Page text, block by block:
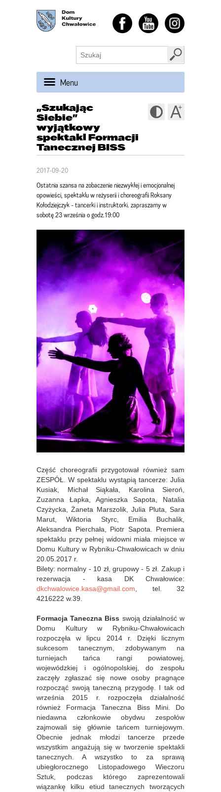
Menu
„Szukając
Siebie”
wyjątkowy
spektakl Formacji
Tanecznej BISS
2017-09-20
Ostatnia szansa na zobaczenie niezwykłej i emocjonalnej
opowieści, spektaklu w reżyserii i choreografii Roksany
Kołodziejczyk - tancerki i instruktorki. zapraszamy w
sobotę 23 września o godz.19:00
Część choreografii przygotował również sam
ZESPÓŁ. W spektaklu wystąpią tancerze: Julia
Kusiak, Michał Siąkała, Karolina Sieroń,
Zuzanna Łapka, Agnieszka Sapota, Natalia
Czyżycka, Żaneta Marszolik, Julia Pluta, Sara
Marut, Wiktoria Styrc, Emilia Buchalik,
Aleksandra Pierchała, Piotr Sapota. Premiera
spektaklu przy pełnej widowni miała miejsce w
Domu Kultury w Rybniku-Chwałowicach w dniu
20.05.2017 r.
Bilety: normalny - 10 zł, grupowy - 5 zł. Zakup i
rezerwacja - kasa DK Chwałowice:
dkchwalowice.kasa@gmail.com , tel. 32
4216222 w.39.
Formacja Taneczna Biss swoją działalność w
Domu Kultury w Rybniku-Chwałowicach
rozpoczęła w lipcu 2014 r. Dzięki licznym
sukcesom tanecznym, zdobywanym na
turniejach tańca rangi powiatowej,
wojewódzkiej i ogólnopolskiej, do zespołu
zaczęły zgłaszać się nowe osoby pragnące
rozpocząć swoją taneczną przygodę. I tak od
września 2015 r. rozpoczęła działalność
również Formacja Taneczna Biss Mini. Do
niedawna członkowie obydwu zespołów
zajmowali się głównie tańcem turniejowym.
Obecnie jednak młodzi tancerze przede
wszystkim angażują się w tworzenie spektakli
tanecznych. A wszystko to za sprawą
ubiegłorocznego Listopadowego Wieczoru
Sztuk, podczas którego zaprezentowali
wiązankę kilku etiud tanecznych tworzących